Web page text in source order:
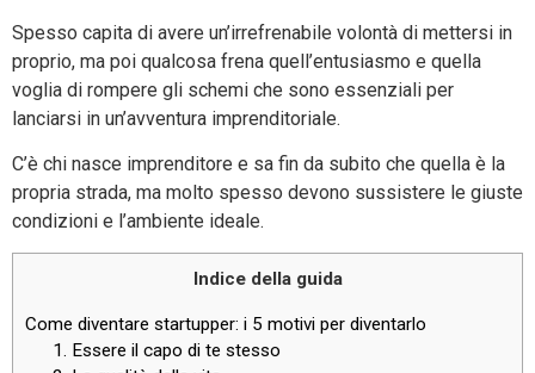
Spesso capita di avere un’irrefrenabile volontà di mettersi in
proprio, ma poi qualcosa frena quell’entusiasmo e quella
voglia di rompere gli schemi che sono essenziali per
lanciarsi in un’avventura imprenditoriale.
C’è chi nasce imprenditore e sa fin da subito che quella è la
propria strada, ma molto spesso devono sussistere le giuste
condizioni e l’ambiente ideale.
Indice della guida
Come diventare startupper: i 5 motivi per diventarlo
1. Essere il capo di te stesso